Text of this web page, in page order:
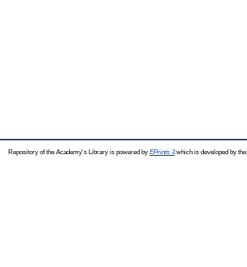
Repository of the Academy's Library is powered by EPrints 3which is developed by the